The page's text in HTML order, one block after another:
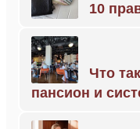
10
Что
пансион и